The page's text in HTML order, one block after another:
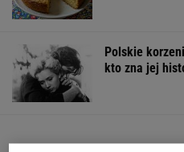
Polskie
kto zna jej